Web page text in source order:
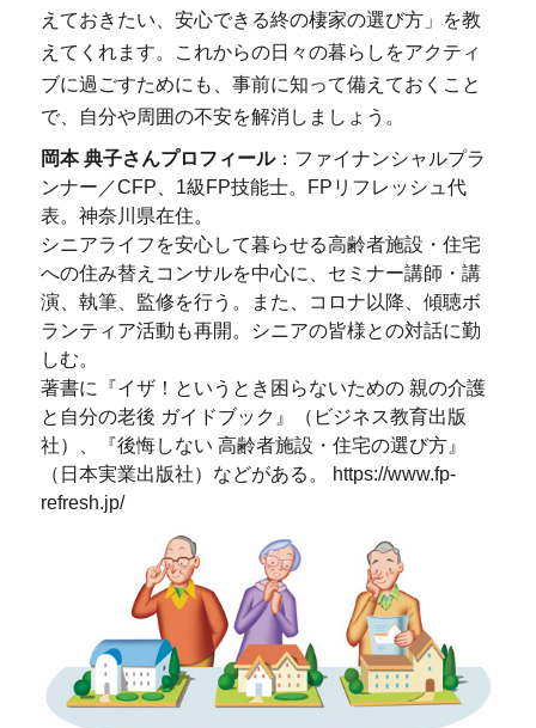
えておきたい、安心できる終の棲家の選び方」を教
えてくれます。これからの日々の暮らしをアクティ
ブに過ごすためにも、事前に知って備えておくこと
で、自分や周囲の不安を解消しましょう。
岡本 典子さんプロフィール：ファイナンシャルプラ
ンナー／CFP、1級FP技能士。FPリフレッシュ代
表。神奈川県在住。
シニアライフを安心して暮らせる高齢者施設・住宅
への住み替えコンサルを中心に、セミナー講師・講
演、執筆、監修を行う。また、コロナ以降、傾聴ボ
ランティア活動も再開。シニアの皆様との対話に勤
しむ。
著書に『イザ！というとき困らないための 親の介護
と自分の老後 ガイドブック』（ビジネス教育出版
社）、『後悔しない 高齢者施設・住宅の選び方』
（日本実業出版社）などがある。 https://www.fp-
refresh.jp/